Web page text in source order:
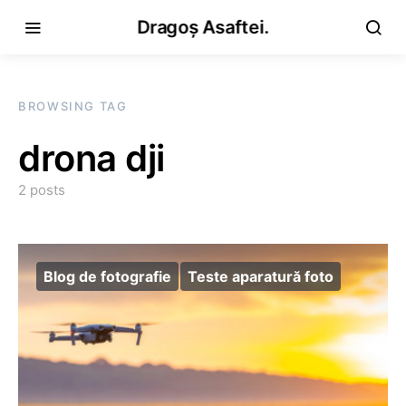
Dragoș Asaftei.
BROWSING TAG
drona dji
2 posts
Blog de fotografie Teste aparatură foto